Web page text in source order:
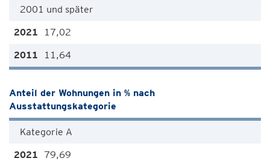
2001 und später
17,02
11,64
Anteil der Wohnungen in % nach
Ausstattungskategorie
Kategorie A
79,69